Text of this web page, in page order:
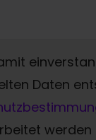
Daten
werden